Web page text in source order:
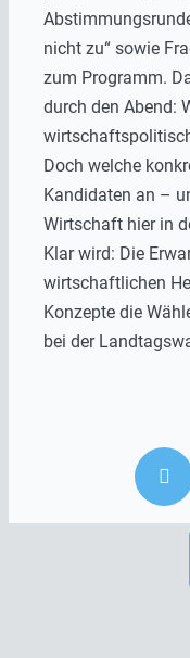
nicht zu“ sowie
zum Programm.
durch den Abend:
Doch welche
Kandidaten an –
Wirtschaft hier in
Klar wird: Die
wirtschaftlichen
Konzepte die
bei der